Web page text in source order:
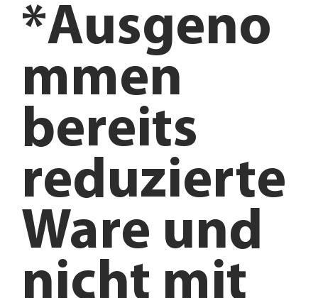
*Ausgeno
mmen
bereits
reduzierte
Ware und
nicht mit